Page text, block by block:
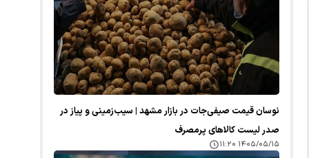
نوسان قیمت صیفی‌جات در بازار مشهد | سیب‌زمینی و پیاز در
صدر لیست کالا‌های پرمصرف
۱۴۰۵/۰۵/۱۵ ۱۱:۲۰